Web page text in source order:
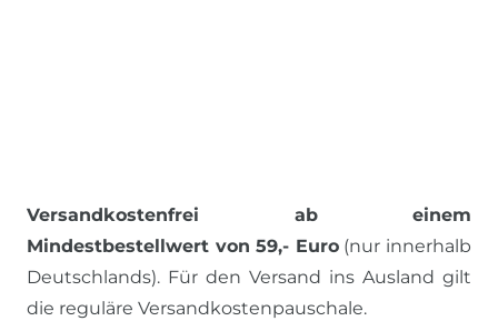
Versandkostenfrei ab einem
Mindestbestellwert von 59,- Euro(nur innerhalb
Deutschlands). Für den Versand ins Ausland gilt
die reguläre Versandkostenpauschale.